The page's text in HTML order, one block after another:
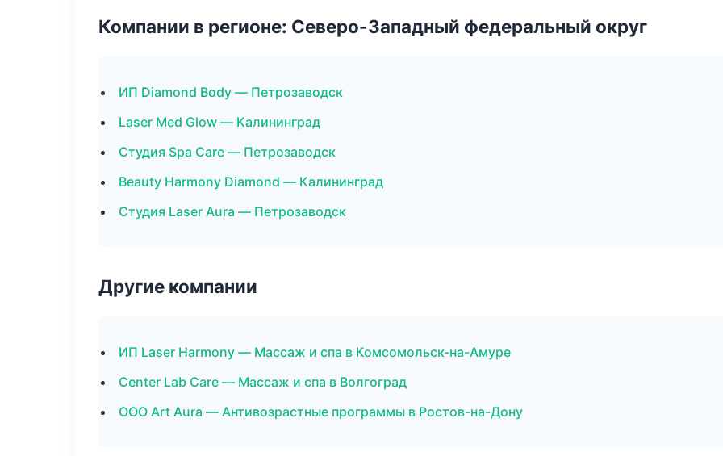
Компании в регионе: Северо-Западный федеральный округ
ИП Diamond Body — Петрозаводск
Laser Med Glow — Калининград
Студия Spa Care — Петрозаводск
Beauty Harmony Diamond — Калининград
Студия Laser Aura — Петрозаводск
Другие компании
ИП Laser Harmony — Массаж и спа в Комсомольск-на-Амуре
Center Lab Care — Массаж и спа в Волгоград
ООО Art Aura — Антивозрастные программы в Ростов-на-Дону